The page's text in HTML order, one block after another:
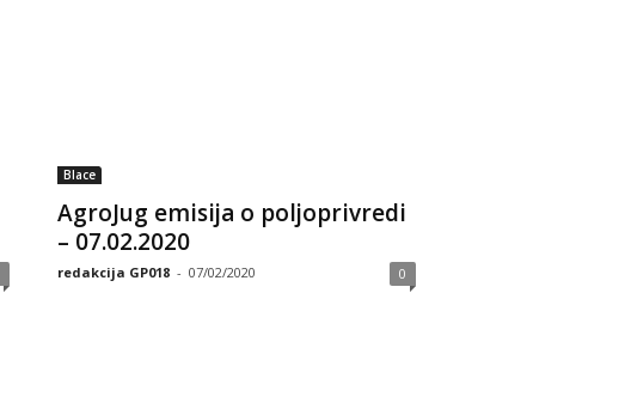
Blace
AgroJug emisija o poljoprivredi
– 07.02.2020
redakcija GP018 - 07/02/2020 0